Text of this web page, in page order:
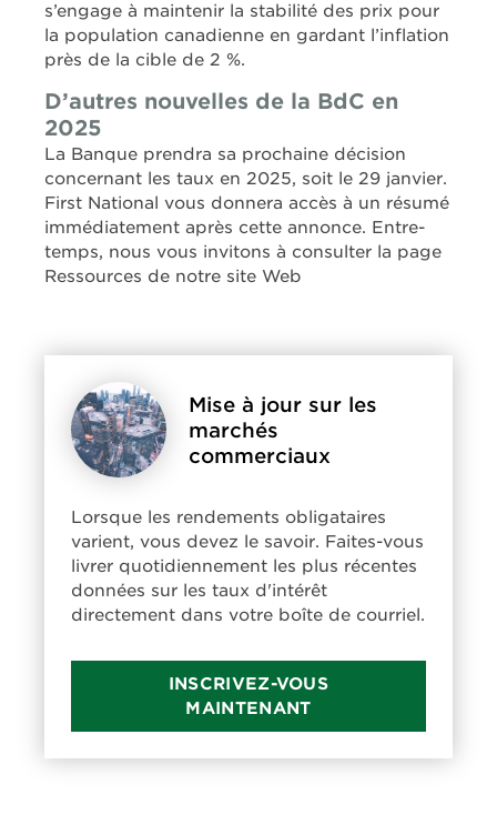
s’engage à maintenir la stabilité des prix pour
la population canadienne en gardant l’inflation
près de la cible de 2 %.
D’autres nouvelles de la BdC en
2025
La Banque prendra sa prochaine décision
concernant les taux en 2025, soit le 29 janvier.
First National vous donnera accès à un résumé
immédiatement après cette annonce. Entre-
temps, nous vous invitons à consulter la page
Ressources de notre site Web
Mise à jour sur les
marchés
commerciaux
Lorsque les rendements obligataires
varient, vous devez le savoir. Faites-vous
livrer quotidiennement les plus récentes
données sur les taux d'intérêt
directement dans votre boîte de courriel.
INSCRIVEZ-VOUS
MAINTENANT